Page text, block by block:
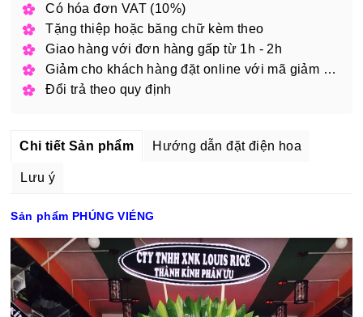
Có hóa đơn VAT (10%)
Tặng thiệp hoặc băng chữ kèm theo
Giao hàng với đơn hàng gấp từ 1h - 2h
Giảm cho khách hàng đặt online với mã giảm giá
Đổi trả theo quy định
Chi tiết Sản phẩm Hướng dẫn đặt điện hoa
Lưu ý
Sản phẩm PHÚNG VIÉNG